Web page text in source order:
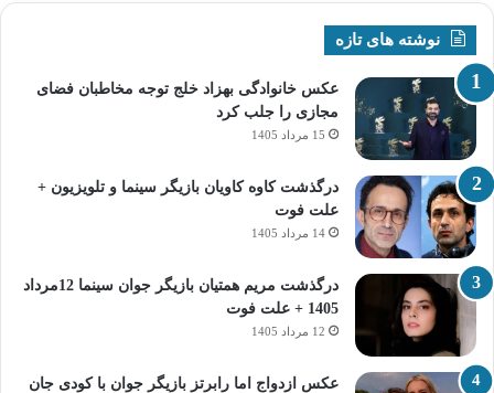
نوشته های تازه
عکس خانوادگی بهزاد خلج توجه مخاطبان فضای
مجازی را جلب کرد
15 مرداد 1405
درگذشت کاوه کاویان بازیگر سینما و تلویزیون +
علت فوت
14 مرداد 1405
درگذشت مریم همتیان بازیگر جوان سینما 12مرداد
1405 + علت فوت
12 مرداد 1405
عکس ازدواج اما رابرتز بازیگر جوان با کودی جان